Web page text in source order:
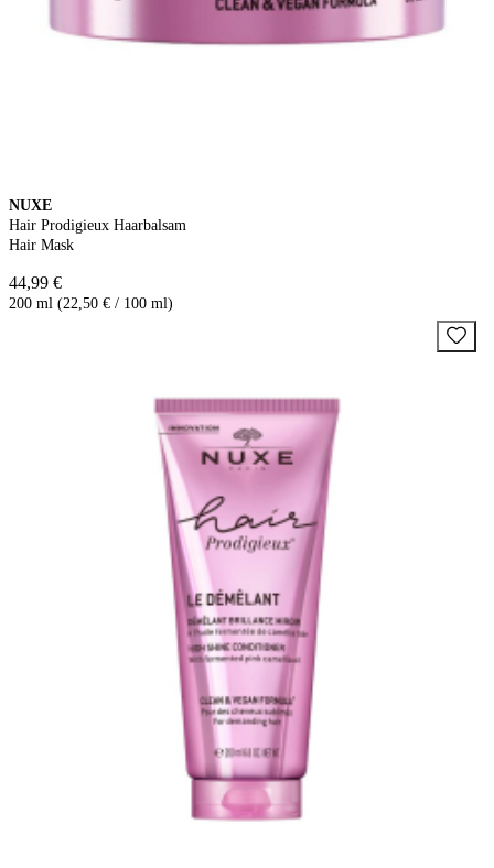
NUXE
Hair Prodigieux Haarbalsam
Hair Mask
44,99 €
200 ml (22,50 € / 100 ml)